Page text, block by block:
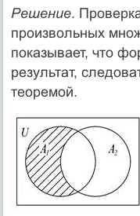
Решение.
произвольных
показывает, что
результат,
теоремой.